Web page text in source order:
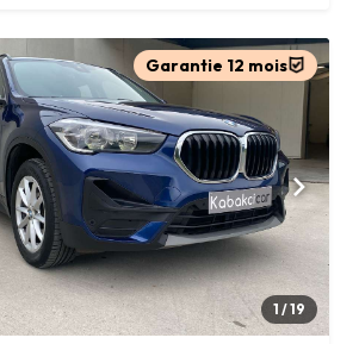
Garantie 12 mois
1 / 19